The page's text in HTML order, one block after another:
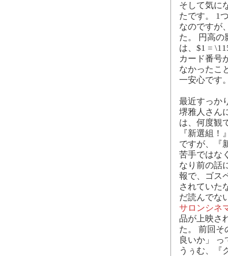
そして気に
たです。 1
なのですが
た。 円高の
は、$1 =
カード番号
なかったこ
一安心です
最近すっか
堺雅人さん
は、何度観
『新選組
ですが、『
苦手ではな
なり前の話
報で、ゴス
されていた
だ読んでな
サロンシネ
品が上映さ
た。 前回そ
良いか」
うぅむ、『